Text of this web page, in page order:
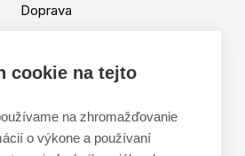
Doprava
a vrátenie tovaru
dĺžka lyží
papúč
cookie na tejto
na zhromažďovanie
o výkone a používaní